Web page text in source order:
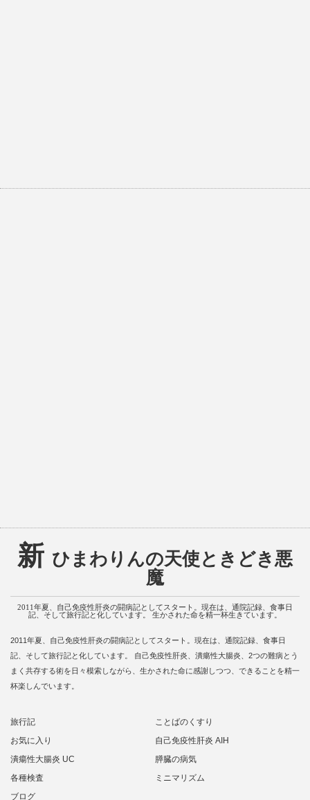
新 ひまわりんの天使ときどき悪
魔
2011年夏、自己免疫性肝炎の闘病記としてスタート。現在は、通院記録、食事日
記、そして旅行記と化しています。 生かされた命を精一杯生きています。
2011年夏、自己免疫性肝炎の闘病記としてスタート。現在は、通院記録、食事日
記、そして旅行記と化しています。 自己免疫性肝炎、潰瘍性大腸炎、2つの難病とう
まく共存する術を日々模索しながら、生かされた命に感謝しつつ、できることを精一
杯楽しんでいます。
旅行記
ことばのくすり
お気に入り
自己免疫性肝炎 AIH
潰瘍性大腸炎 UC
膵臓の病気
各種検査
ミニマリズム
ブログ